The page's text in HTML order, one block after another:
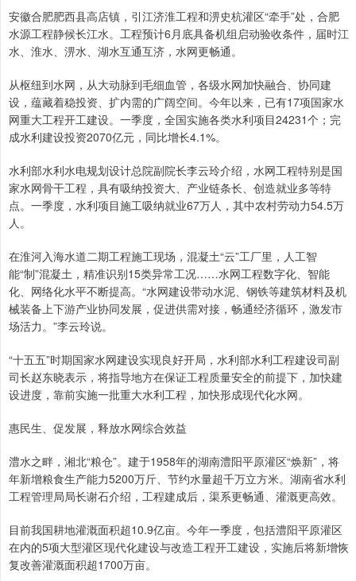
安徽合肥肥西县高店镇，引江济淮工程和淠史杭灌区“牵手”处，合肥
水源工程静候长江水。工程预计6月底具备机组启动验收条件，届时江
水、淮水、淠水、湖水互通互济，水网更畅通。
从枢纽到水网，从大动脉到毛细血管，各级水网加快融合、协同建
设，蕴藏着稳投资、扩内需的广阔空间。今年以来，已有17项国家水
网重大工程开工建设。一季度，全国实施各类水利项目24231个；完
成水利建设投资2070亿元，同比增长4.1%。
水利部水利水电规划设计总院副院长李云玲介绍，水网工程特别是国
家水网骨干工程，具有吸纳投资大、产业链条长、创造就业多等特
点。一季度，水利项目施工吸纳就业67万人，其中农村劳动力54.5万
人。
在淮河入海水道二期工程施工现场，混凝土“云”工厂里，人工智
能“制”混凝土，精准识别15类异常工况……水网工程数字化、智能
化、网络化水平不断提高。“水网建设带动水泥、钢铁等建筑材料及机
械装备上下游产业协同发展，促进供需对接，畅通经济循环，激发市
场活力。”李云玲说。
“十五五”时期国家水网建设实现良好开局，水利部水利工程建设司副
司长赵东晓表示，将指导地方在保证工程质量安全的前提下，加快建
设进度，靠前实施一批重大水利工程，加快形成现代化水网。
惠民生、促发展，释放水网综合效益
澧水之畔，湘北“粮仓”。建于1958年的湖南澧阳平原灌区“焕新”，将
年新增粮食生产能力5200万斤、节约水量超千万立方米。湖南省水利
工程管理局局长谢石介绍，工程建成后，渠系更畅通、灌溉更高效。
目前我国耕地灌溉面积超10.9亿亩。今年一季度，包括澧阳平原灌区
在内的5项大型灌区现代化建设与改造工程开工建设，实施后将新增恢
复改善灌溉面积超1700万亩。